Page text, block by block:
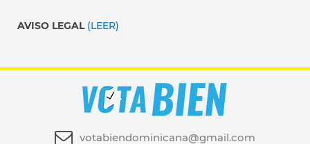
AVISO LEGAL (LEER)
votabiendominicana@gmail.com